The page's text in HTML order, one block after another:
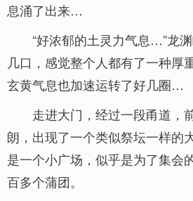
息涌了出来…
“好浓郁的土灵力气息…”龙
几口，感觉整个人都有了一种厚
玄黄气息也加速运转了好几圈…
走进大门，经过一段甬道，
朗，出现了一个类似祭坛一样的
是一个小广场，似乎是为了集会
百多个蒲团。